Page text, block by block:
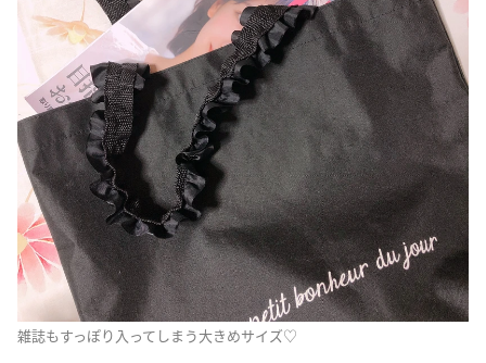
雑誌もすっぽり入ってしまう大きめサイズ♡